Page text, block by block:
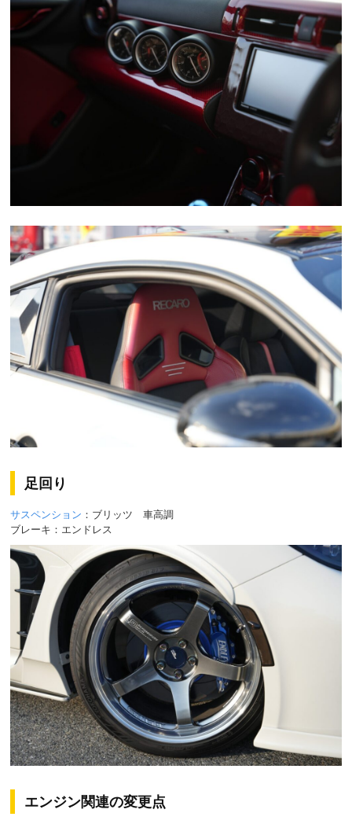
足回り
サスペンション ：ブリッツ 車高調
ブレーキ：エンドレス
エンジン関連の変更点